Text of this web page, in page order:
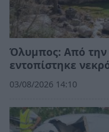
Όλυμπος: Από την
εντοπίστηκε
03/08/2026 14:10